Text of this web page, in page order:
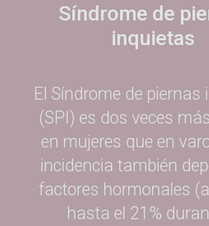
Síndrome de
inquietas
El Síndrome de piernas
(SPI) es dos veces
en mujeres que en
incidencia también
factores hormonales
hasta el 21%